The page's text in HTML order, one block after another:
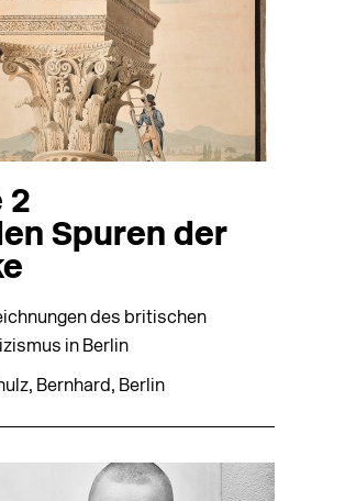
2
Spuren der
des britischen
in Berlin
Bernhard, Berlin